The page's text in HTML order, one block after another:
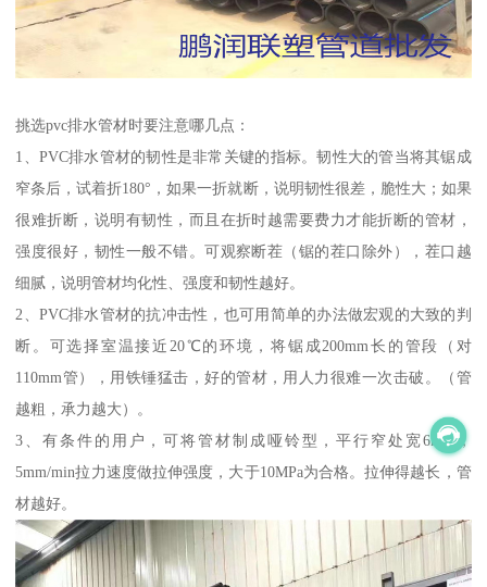
挑选pvc排水管材时要注意哪几点：
1、PVC排水管材的韧性是非常关键的指标。韧性大的管当将其锯成
窄条后，试着折180°，如果一折就断，说明韧性很差，脆性大；如果
很难折断，说明有韧性，而且在折时越需要费力才能折断的管材，
强度很好，韧性一般不错。可观察断茬（锯的茬口除外），茬口越
细腻，说明管材均化性、强度和韧性越好。
2、PVC排水管材的抗冲击性，也可用简单的办法做宏观的大致的判
断。可选择室温接近20℃的环境，将锯成200mm长的管段（对
110mm管），用铁锤猛击，好的管材，用人力很难一次击破。（管
越粗，承力越大）。
3、有条件的用户，可将管材制成哑铃型，平行窄处宽6mm，
5mm/min拉力速度做拉伸强度，大于10MPa为合格。拉伸得越长，管
材越好。